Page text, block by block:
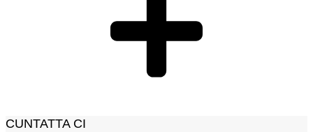
CUNTATTA CI